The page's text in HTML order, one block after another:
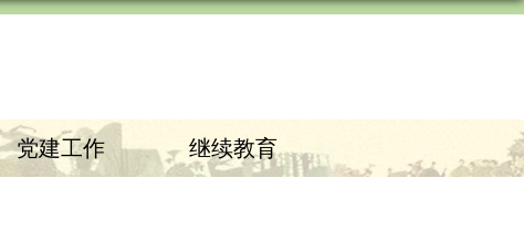
党建工作 继续教育